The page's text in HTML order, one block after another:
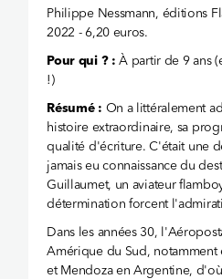
Philippe Nessmann, éditions
2022 - 6,20 euros.
Pour qui ? : À partir de 9 ans
!)
Résumé : On a littéralement
histoire extraordinaire, sa
qualité d'écriture. C'était une
jamais eu connaissance du
Guillaumet, un aviateur
détermination forcent
Dans les années 30,
Amérique du Sud, notamment
et Mendoza en Argentine,